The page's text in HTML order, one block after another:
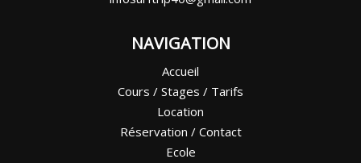
NAVIGATION
Accueil
Cours / Stages / Tarifs
Location
Réservation / Contact
Ecole